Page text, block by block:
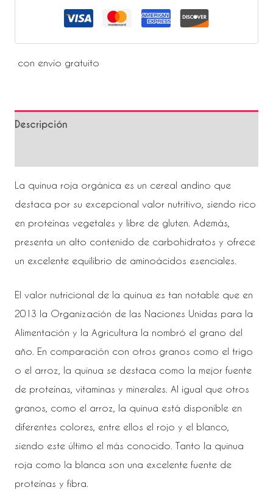
con envío gratuito
Descripción
La quinua roja orgánica es un cereal andino que
destaca por su excepcional valor nutritivo, siendo rico
en proteínas vegetales y libre de gluten. Además,
presenta un alto contenido de carbohidratos y ofrece
un excelente equilibrio de aminoácidos esenciales.
El valor nutricional de la quinua es tan notable que en
2013 la Organización de las Naciones Unidas para la
Alimentación y la Agricultura la nombró el grano del
año. En comparación con otros granos como el trigo
o el arroz, la quinua se destaca como la mejor fuente
de proteínas, vitaminas y minerales. Al igual que otros
granos, como el arroz, la quinua está disponible en
diferentes colores, entre ellos el rojo y el blanco,
siendo este último el más conocido. Tanto la quinua
roja como la blanca son una excelente fuente de
proteínas y fibra.